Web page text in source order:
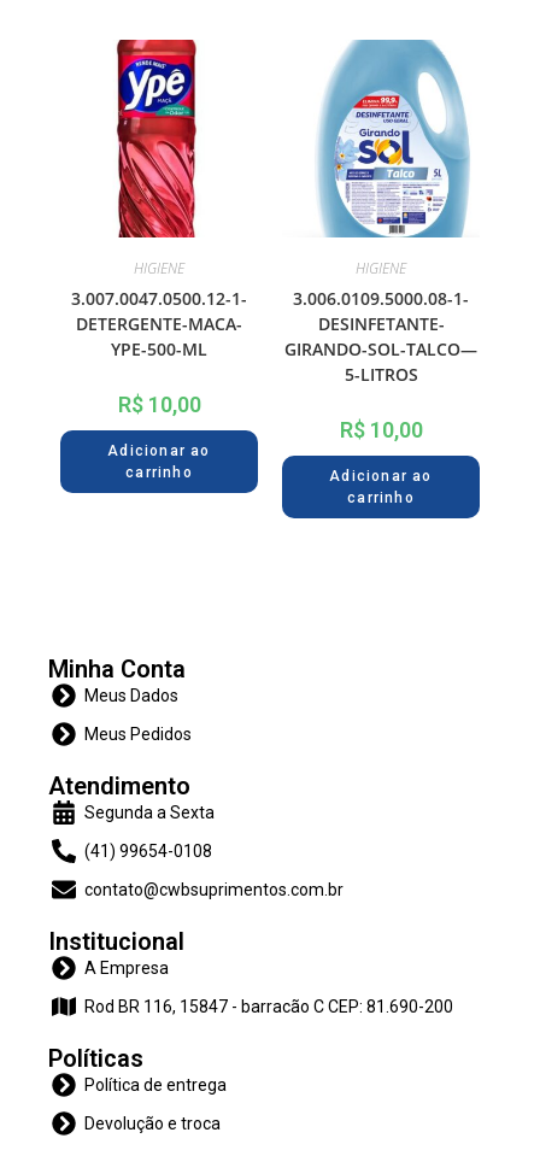
HIGIENE
3.007.0047.0500.12-1-
DETERGENTE-MACA-
YPE-500-ML
R$10,00
Adicionar ao
carrinho
HIGIENE
3.006.0109.5000.08-1-
DESINFETANTE-
GIRANDO-SOL-TALCO—
5-LITROS
R$10,00
Adicionar ao
carrinho
Minha Conta
Meus Dados
Meus Pedidos
Atendimento
Segunda a Sexta
(41) 99654-0108
contato@cwbsuprimentos.com.br
Institucional
A Empresa
Rod BR 116, 15847 - barracão C CEP: 81.690-200
Políticas
Política de entrega
Devolução e troca